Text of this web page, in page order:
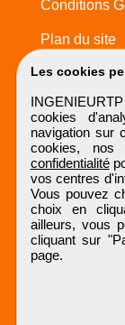
Les cookies
cookies
navigation sur
cookies, nos
confidentialité
vos centres
Vous pouvez
choix en
ailleurs, vous
cliquant sur
page.
Conditions
Plan du site